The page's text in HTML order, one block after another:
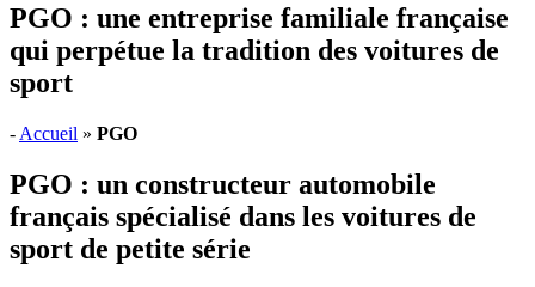
PGO : une entreprise familiale française
qui perpétue la tradition des voitures de
sport
- Accueil » PGO
PGO : un constructeur automobile
français spécialisé dans les voitures de
sport de petite série